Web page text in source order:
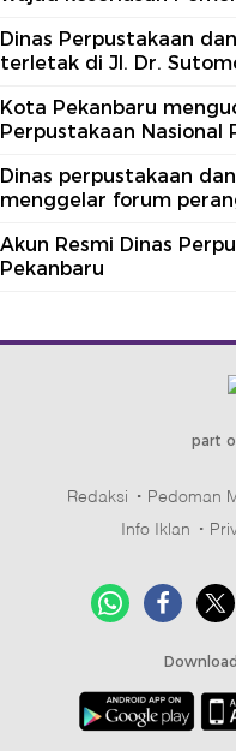
Dinas Perpustakaan
terletak di Jl. Dr.
Kota Pekanbaru
Perpustakaan Nasional
Dinas perpustakaan
menggelar forum
Akun Resmi Dinas
Pekanbaru
part
Redaksi Pedoman
Info Iklan